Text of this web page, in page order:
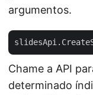
argumentos.
Chame a API
determinado